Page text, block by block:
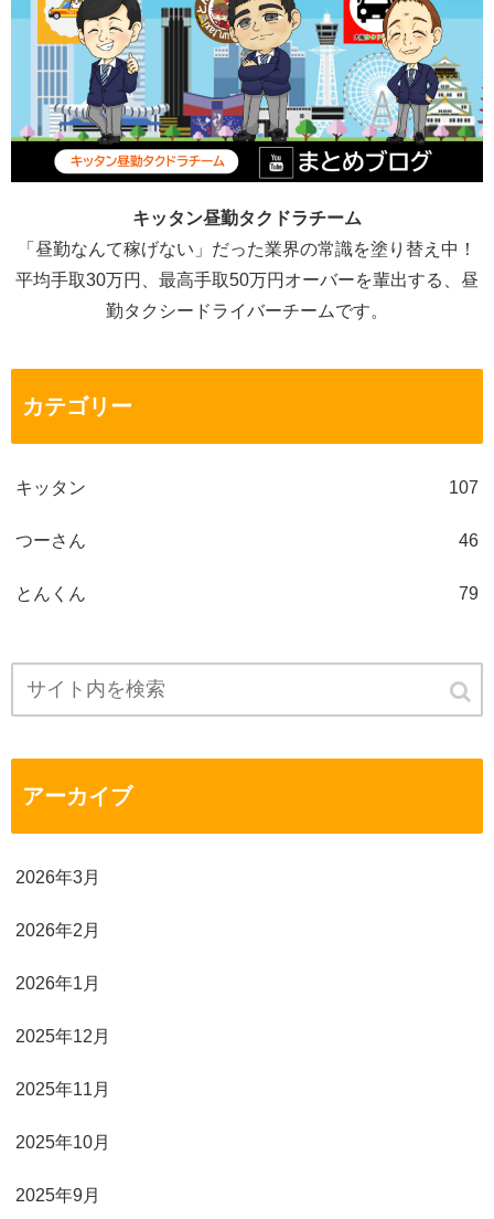
キッタン昼勤タクドラチーム
「昼勤なんて稼げない」だった業界の常識を塗り替え中！
平均手取30万円、最高手取50万円オーバーを輩出する、昼
勤タクシードライバーチームです。
カテゴリー
キッタン 107
つーさん 46
とんくん 79
アーカイブ
2026年3月
2026年2月
2026年1月
2025年12月
2025年11月
2025年10月
2025年9月